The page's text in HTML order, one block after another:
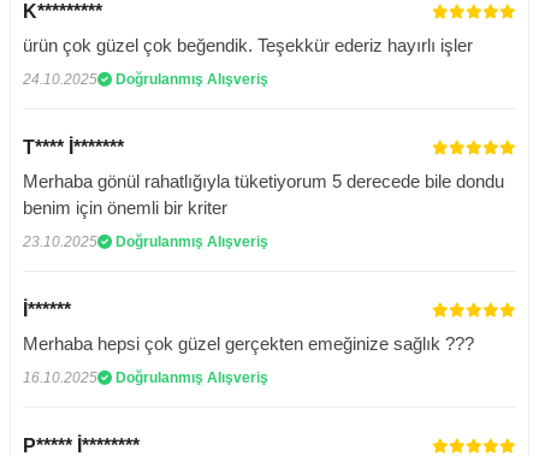
K*********
ürün çok güzel çok beğendik. Teşekkür ederiz hayırlı işler
24.10.2025 Doğrulanmış Alışveriş
T**** İ*******
Merhaba gönül rahatlığıyla tüketiyorum 5 derecede bile dondu
benim için önemli bir kriter
23.10.2025 Doğrulanmış Alışveriş
İ******
Merhaba hepsi çok güzel gerçekten emeğinize sağlık ???
16.10.2025 Doğrulanmış Alışveriş
P***** İ********